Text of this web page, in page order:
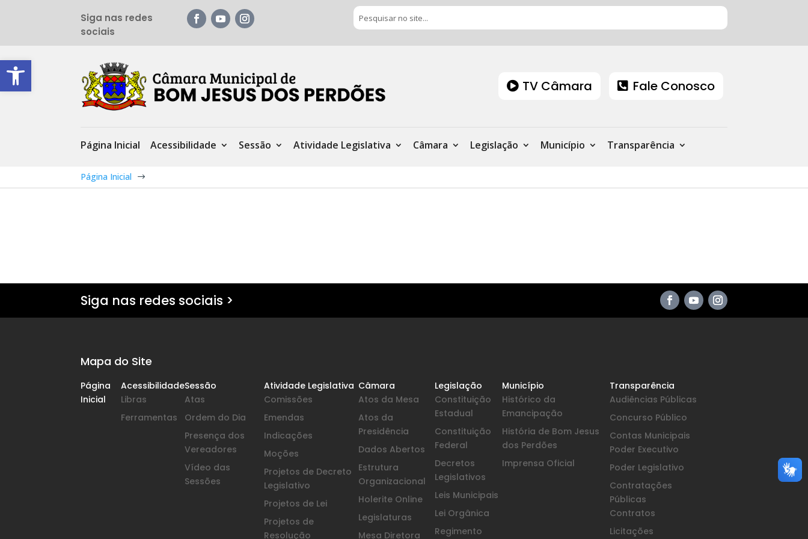
Barra de Ferramentas Aberta
Siga nas redes
sociais
TV Câmara Fale Conosco
Página Inicial Acessibilidade Sessão Atividade Legislativa Câmara Legislação Município Transparência
Página Inicial $
Siga nas redes sociais >
Mapa do Site
Página
Inicial
Acessibilidade
Libras
Ferramentas
Sessão
Atas
Ordem do Dia
Presença dos
Vereadores
Vídeo das
Sessões
Atividade Legislativa
Comissões
Emendas
Indicações
Moções
Projetos de Decreto
Legislativo
Projetos de Lei
Projetos de
Resolução
Câmara
Atos da Mesa
Atos da
Presidência
Dados Abertos
Estrutura
Organizacional
Holerite Online
Legislaturas
Mesa Diretora
Legislação
Constituição
Estadual
Constituição
Federal
Decretos
Legislativos
Leis Municipais
Lei Orgânica
Regimento
Município
Histórico da
Emancipação
História de Bom Jesus
dos Perdões
Imprensa Oficial
Transparência
Audiências Públicas
Concurso Público
Contas Municipais
Poder Executivo
Poder Legislativo
Contratações
Públicas
Contratos
Licitações